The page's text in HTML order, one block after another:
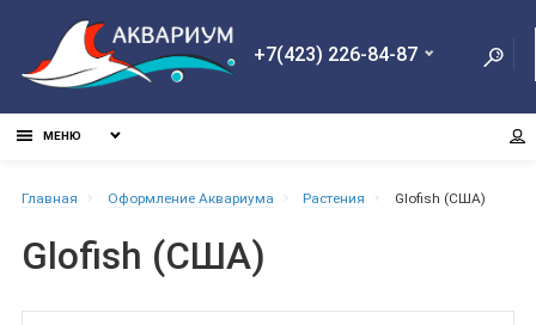
+7(423) 226-84-87
МЕНЮ
Главная Оформление Аквариума Растения Glofish (США)
Glofish (США)